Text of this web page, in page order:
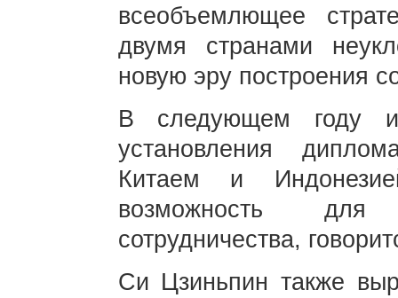
всеобъемлющее
двумя странами
новую эру построения
В следующем году
установления
Китаем и
возможность для
сотрудничества,
Си Цзиньпин также